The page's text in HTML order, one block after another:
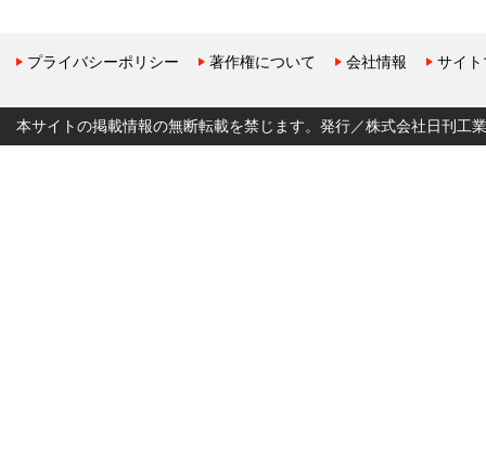
プライバシーポリシー 著作権について 会社情報 サイ
本サイトの掲載情報の無断転載を禁じます。発行／株式会社日刊